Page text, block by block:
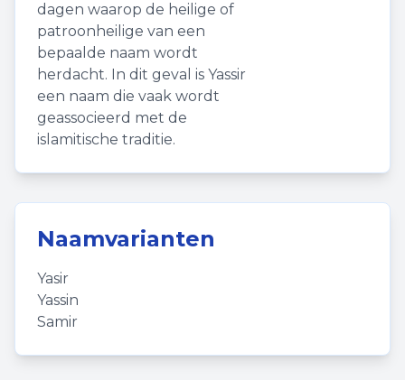
dagen waarop de heilige of
patroonheilige van een
bepaalde naam wordt
herdacht. In dit geval is Yassir
een naam die vaak wordt
geassocieerd met de
islamitische traditie.
Naamvarianten
Yasir
Yassin
Samir